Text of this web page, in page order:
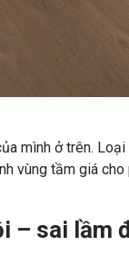
mình ở trên.
vùng tầm giá cho
– sai lầm